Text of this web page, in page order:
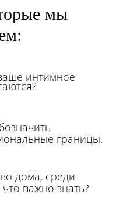
мы
интимное
границы.
дома, среди
важно знать?